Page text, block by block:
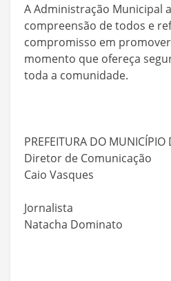
A Administração Municipal
compreensão de todos e
compromisso em
momento que ofereça
toda a comunidade.
PREFEITURA DO
Diretor de Comunicação
Caio Vasques
Jornalista
Natacha Dominato